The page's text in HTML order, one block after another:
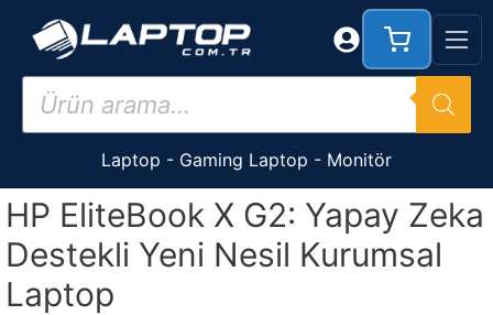
Products
search
Laptop - Gaming Laptop - Monitör
HP EliteBook X G2: Yapay Zeka
Destekli Yeni Nesil Kurumsal
Laptop